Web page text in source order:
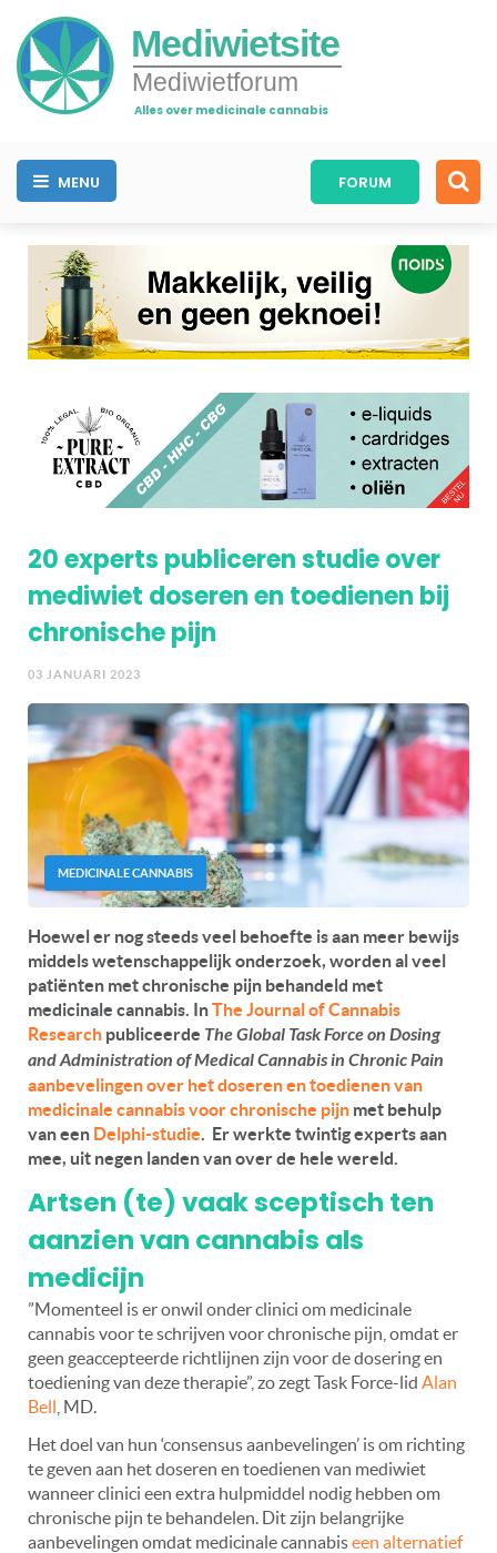
Mediwietsite
Mediwietforum
Alles over medicinale cannabis
MENU FORUM
20 experts publiceren studie over
mediwiet doseren en toedienen bij
chronische pijn
03 JANUARI 2023
MEDICINALE CANNABIS
Hoewel er nog steeds veel behoefte is aan meer bewijs
middels wetenschappelijk onderzoek, worden al veel
patiënten met chronische pijn behandeld met
medicinale cannabis. InThe Journal of Cannabis
Research publiceerde The Global Task Force on Dosing
and Administration of Medical Cannabis in Chronic Pain
aanbevelingen over het doseren en toedienen van
medicinale cannabis voor chronische pijn met behulp
van een Delphi-studie. Er werkte twintig experts aan
mee, uit negen landen van over de hele wereld.
Artsen (te) vaak sceptisch ten
aanzien van cannabis als
medicijn
”Momenteel is er onwil onder clinici om medicinale
cannabis voor te schrijven voor chronische pijn, omdat er
geen geaccepteerde richtlijnen zijn voor de dosering en
toediening van deze therapie”, zo zegt Task Force-lid Alan
Bell , MD.
Het doel van hun ‘consensus aanbevelingen’ is om richting
te geven aan het doseren en toedienen van mediwiet
wanneer clinici een extra hulpmiddel nodig hebben om
chronische pijn te behandelen. Dit zijn belangrijke
aanbevelingen omdat medicinale cannabiseen alternatief